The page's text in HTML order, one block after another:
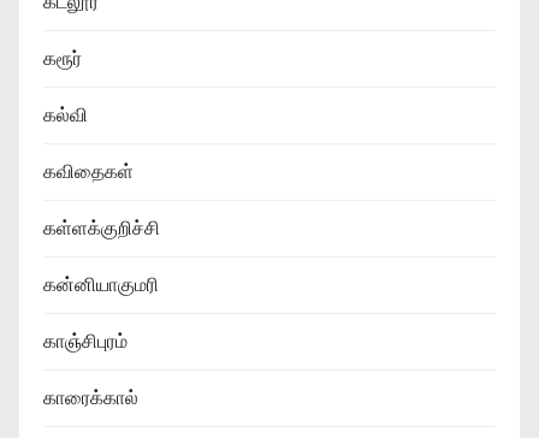
கரூர்
கல்வி
கவிதைகள்
கள்ளக்குறிச்சி
கன்னியாகுமரி
காஞ்சிபுரம்
காரைக்கால்